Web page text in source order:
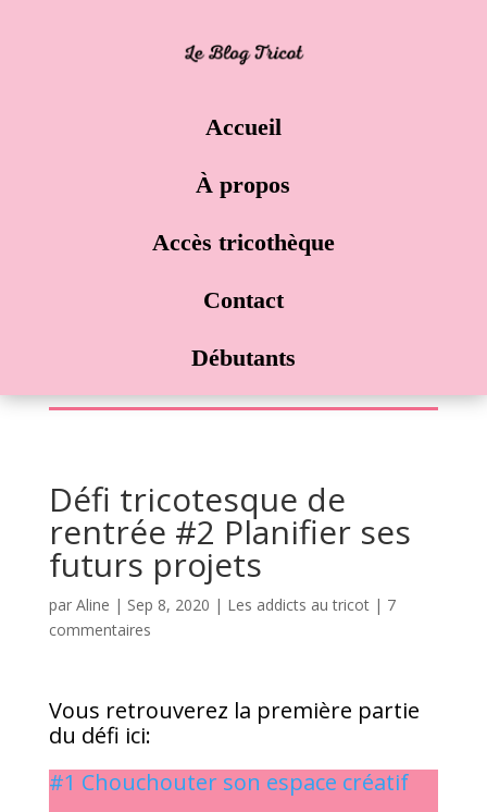
Accueil
À propos
Accès tricothèque
Contact
Débutants
Défi tricotesque de
rentrée #2 Planifier ses
futurs projets
par Aline | Sep 8, 2020 | Les addicts au tricot| 7
commentaires
Vous retrouverez la première partie
du défi ici:
#1 Chouchouter son espace créatif